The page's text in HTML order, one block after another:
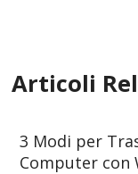
Articoli
3 Modi per
Computer con